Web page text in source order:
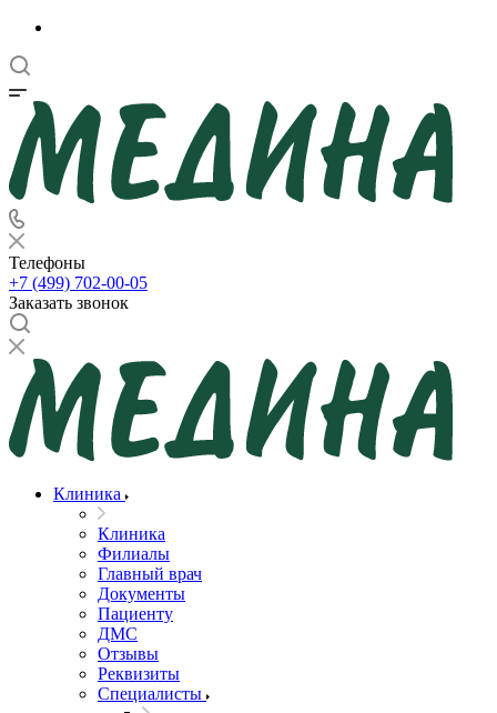
Телефоны
+7 (499) 702-00-05
Заказать звонок
Клиника
Клиника
Филиалы
Главный врач
Документы
Пациенту
ДМС
Отзывы
Реквизиты
Специалисты